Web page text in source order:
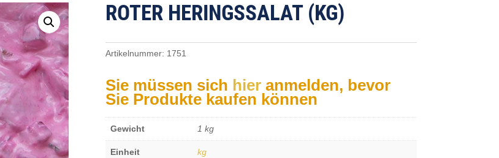
ROTER HERINGSSALAT (KG)
Artikelnummer: 1751
Sie müssen sich hieranmelden, bevor
Sie Produkte kaufen können
Gewicht 1 kg
Einheit kg